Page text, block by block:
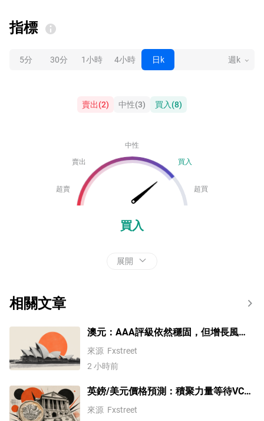
指標
5分 30分 1小時 4小時 日k 週k
賣出(2) 中性(3) 買入(8)
中性
賣出
買入
超賣 超買
買入
展開
相關文章
澳元：AAA評級依然穩固，但增長風險
仍存 – BNY
來源 Fxstreet
2 小時前
英鎊/美元價格預測：積聚力量等待VCP
突破
來源 Fxstreet